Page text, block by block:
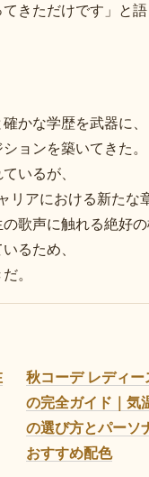
きただけです」と
かな学歴を武器に、
ョンを築いてきた。
いるが、
リアにおける新たな
歌声に触れる絶好
るため、
。
秋コーデ レディ
の完全ガイド｜気
の選び方とパーソ
おすすめ配色